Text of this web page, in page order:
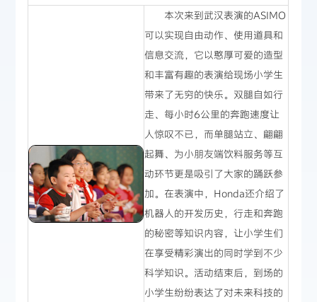
本次来到武汉表演的ASIMO
可以实现自由动作、使用道具和
信息交流，它以憨厚可爱的造型
和丰富有趣的表演给现场小学生
带来了无穷的快乐。双腿自如行
走、每小时6公里的奔跑速度让
人惊叹不已，而单腿站立、翩翩
起舞、为小朋友端饮料服务等互
动环节更是吸引了大家的踊跃参
加。在表演中，Honda还介绍了
机器人的开发历史，行走和奔跑
的秘密等知识内容，让小学生们
在享受精彩演出的同时学到不少
科学知识。活动结束后，到场的
小学生纷纷表达了对未来科技的